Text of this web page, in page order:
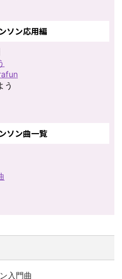
ソン応用編
う
ソン曲一覧
入門曲